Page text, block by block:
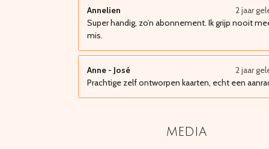
Annelien
2 jaar
Super handig, zo’n abonnement. Ik grijp nooit
mis.
Anne - José
2 jaar
Prachtige zelf ontworpen kaarten, echt een
media